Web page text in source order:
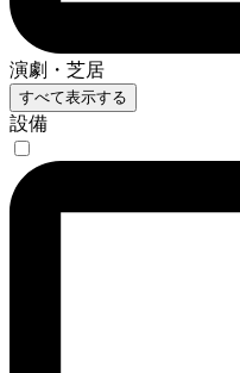
演劇・芝居
すべて表示する
設備